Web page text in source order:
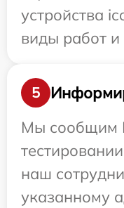
устройства
виды работ и
5
Мы сообщим
наш
указанному